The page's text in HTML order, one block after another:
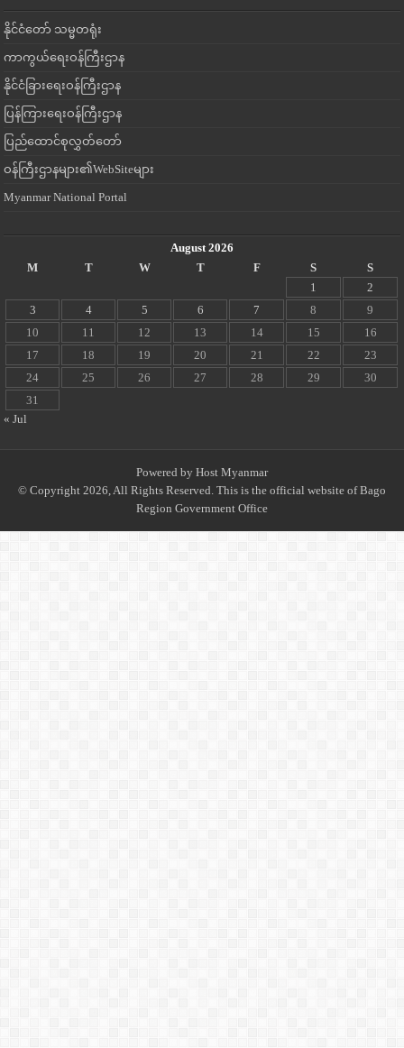
နိုင်ငံတော် သမ္မတရုံး
ကာကွယ်ရေးဝန်ကြီးဌာန
နိုင်ငံခြားရေးဝန်ကြီးဌာန
ပြန်ကြားရေးဝန်ကြီးဌာန
ပြည်ထောင်စုလွှတ်တော်
ဝန်ကြီးဌာနများ၏WebSiteများ
Myanmar National Portal
August 2026
M
T W T F S
S
1
2
3
4 5 6 7 8
9
10
11 12 13 14 15
16
17
18 19 20 21 22
23
24
25 26 27 28 29
30
31
« Jul
Powered by Host Myanmar
© Copyright 2026, All Rights Reserved. This is the official website of Bago
Region Government Office